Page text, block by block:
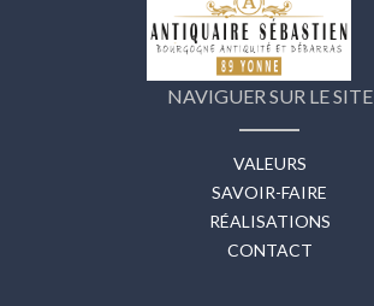
NAVIGUER SUR LE SITE
VALEURS
SAVOIR-FAIRE
RÉALISATIONS
CONTACT